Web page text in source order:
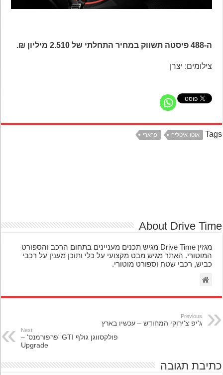
צילומים: יצרן
אוטו-איטליה פרארי
About Drive
מגזין Drive Time מגיש תכנים מעניינים בתחום הרכב והספורט
המוטורי. האתר מגיש מבט מקצועי על כלי ותוכן מענין על רכבי
כביש, רכבי שטח וספורט מוטורי.
Previous
ג'יפ צ'ירוקי המחודש – עכשיו בארץ
Next
פולקסווגן גולף GTI 'פרפורמנס' –
Upgrade
תגובה